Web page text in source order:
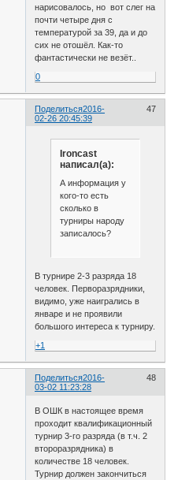
нарисовалось, но вот слег на
почти четыре дня с
температурой за 39, да и до
сих не отошёл. Как-то
фантастически не везёт..
0
Поделиться 47
2016-
02-26 20:45:39
Ironcast
написал(а):
А информация у
кого-то есть
сколько в
турниры народу
записалось?
В турнире 2-3 разряда 18
человек. Перворазрядники,
видимо, уже наигрались в
январе и не проявили
большого интереса к турниру.
+1
Поделиться 48
2016-
03-02 11:23:28
В ОШК в настоящее время
проходит квалификационный
турнир 3-го разряда (в т.ч. 2
второразрядника) в
количестве 18 человек.
Турнир должен закончиться